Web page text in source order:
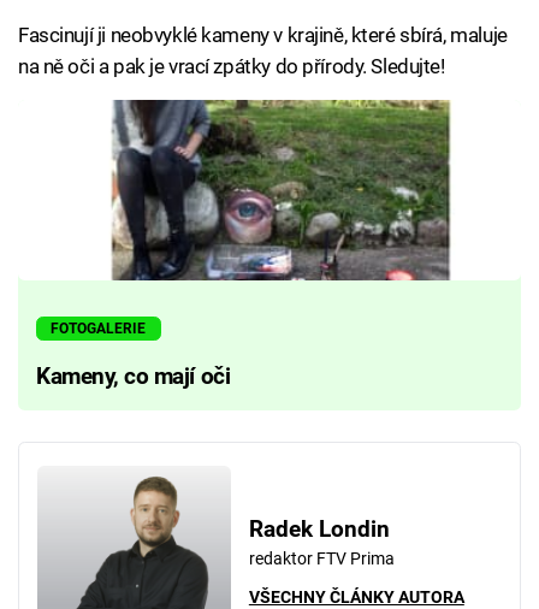
Fascinují ji neobvyklé kameny v krajině, které sbírá, maluje
na ně oči a pak je vrací zpátky do přírody. Sledujte!
FOTOGALERIE
Kameny, co mají oči
Radek Londin
redaktor FTV Prima
VŠECHNY ČLÁNKY AUTORA